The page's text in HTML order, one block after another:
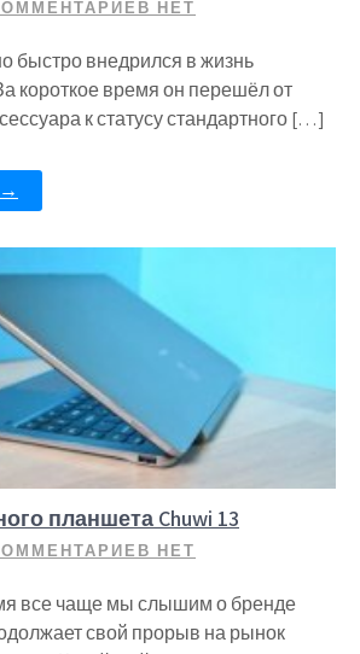
НЕТ
быстро внедрился в жизнь
короткое время он перешёл от
к статусу стандартного […]
планшета Chuwi 13
НЕТ
все чаще мы слышим о бренде
свой прорыв на рынок